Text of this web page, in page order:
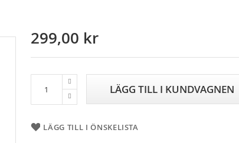
299,00 kr
LÄGG TILL I KUNDVAGNEN
LÄGG TILL I ÖNSKELISTA